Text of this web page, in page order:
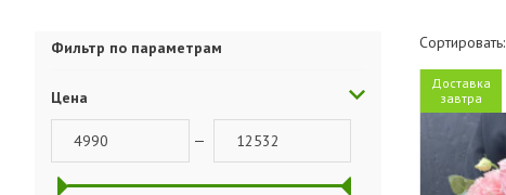
Фильтр по параметрам
Цена
—
Сортировать:
Доставка
завтра